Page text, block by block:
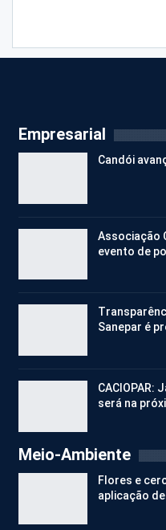
Empresarial
Candói
Associação
evento de
Sanepar é
CACIOPAR:
será na
Meio-Ambiente
Flores e
aplicação